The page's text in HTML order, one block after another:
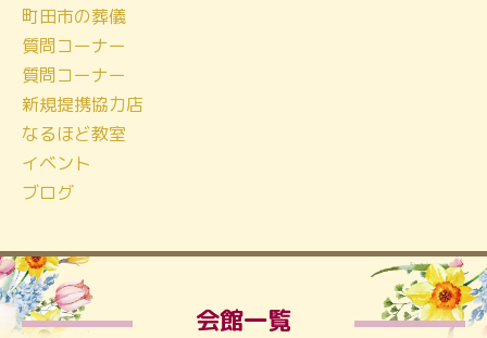
町田市の葬儀
質問コーナー
質問コーナー
新規提携協力店
なるほど教室
イベント
ブログ
会館一覧